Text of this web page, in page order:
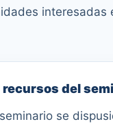
interesadas
del
se